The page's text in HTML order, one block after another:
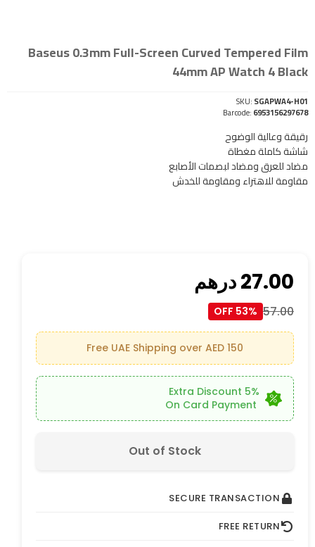
Baseus 0.3mm Full-Screen Curved Tempered Film
44mm AP Watch 4 Black
SKU:SGAPWA4-H01
Barcode:6953156297678
رقيقة وعالية الوضوح
شاشة كاملة مغطاة
مضاد للعرق ومضاد لبصمات الأصابع
مقاومة للاهتراء ومقاومة للخدش
27.00درهم
57.00
53% OFF
Free UAE Shipping over AED 150
On Card Payment
Out of Stock
SECURE TRANSACTION
FREE RETURN